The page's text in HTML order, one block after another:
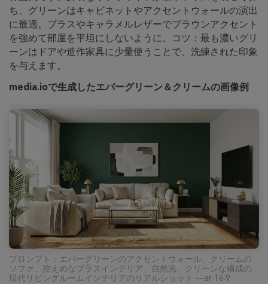
ち、グリーンはキャビネットやアクセントウォールの演出
に最適。ブラスやキャラメルレザーでブラウンアクセント
を強めて部屋を平坦にしないように。コツ：最も濃いグリ
ーンはドアや造作家具に少量使うことで、洗練された印象
を与えます。
media.ioで生成したエバーグリーン＆クリームの画像例
プロンプト：エバーグリーンのアクセントウォール、クリームの
ソファ、控えめなブラスインテリア、自然光、クリーンな構成の
現代リビングルームインテリアのリアルショット --ar 16:9